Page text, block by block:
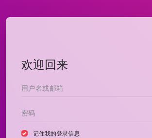
欢迎回来
记住我的登录信息